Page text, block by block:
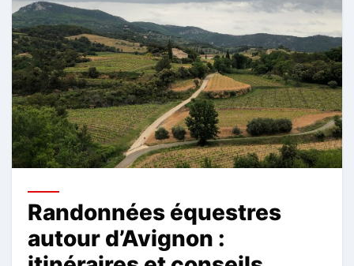
Randonnées équestres
autour d’Avignon :